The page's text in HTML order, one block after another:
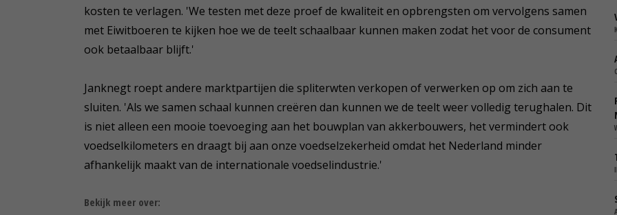
kosten te verlagen. 'We testen met deze proef de kwaliteit en opbrengsten om vervolgens samen
met Eiwitboeren te kijken hoe we de teelt schaalbaar kunnen maken zodat het voor de consument
ook betaalbaar blijft.'
Janknegt roept andere marktpartijen die spliterwten verkopen of verwerken op om zich aan te
sluiten. 'Als we samen schaal kunnen creëren dan kunnen we de teelt weer volledig terughalen. Dit
is niet alleen een mooie toevoeging aan het bouwplan van akkerbouwers, het vermindert ook
voedselkilometers en draagt bij aan onze voedselzekerheid omdat het Nederland minder
afhankelijk maakt van de internationale voedselindustrie.'
Bekijk meer over: